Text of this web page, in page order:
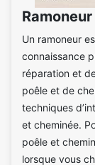
Un ramoneur
connaissance
réparation et
poêle et de
techniques
et cheminée.
poêle et
lorsque vous